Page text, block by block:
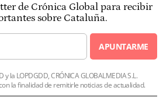
de Crónica Global para recibir
sobre Cataluña.
APUNTARME
la LOPDGDD, CRÓNICA GLOBALMEDIA S.L.
la finalidad de remitirle noticias de actualidad.